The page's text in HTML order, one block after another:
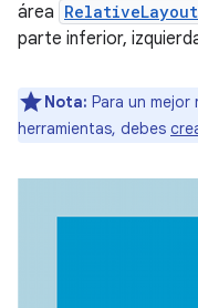
área RelativeLayout
parte inferior,
Nota: Para un
herramientas, debes